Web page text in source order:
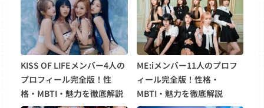
KISS OF LIFEメンバー4人の
プロフィール完全版！性
格・MBTI・魅力を徹底解説
ME:iメンバー11人のプロフ
ィール完全版！性格・
MBTI・魅力を徹底解説